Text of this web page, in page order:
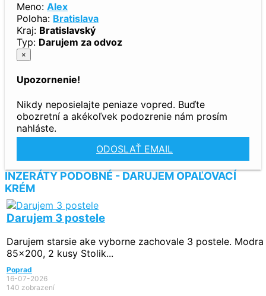
Meno: Alex
Poloha: Bratislava
Kraj: Bratislavský
Typ: Darujem za odvoz
×
Upozornenie!
Nikdy neposielajte peniaze vopred. Buďte
obozretní a akékoľvek podozrenie nám prosím
nahláste.
ODOSLAŤ EMAIL
INZERÁTY PODOBNÉ - DARUJEM OPAĽOVACÍ
KRÉM
Darujem 3 postele
Darujem starsie ake vyborne zachovale 3 postele.
85x200, 2 kusy Stolik...
Poprad
16-07-2026
140 zobrazení